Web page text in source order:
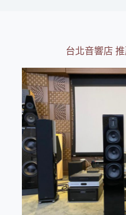
台北音響店